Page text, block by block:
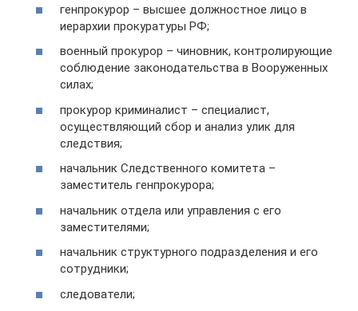
генпрокурор – высшее должностное лицо в
иерархии прокуратуры РФ;
военный прокурор – чиновник, контролирующие
соблюдение законодательства в Вооруженных
силах;
прокурор криминалист – специалист,
осуществляющий сбор и анализ улик для
следствия;
начальник Следственного комитета –
заместитель генпрокурора;
начальник отдела или управления с его
заместителями;
начальник структурного подразделения и его
сотрудники;
следователи;